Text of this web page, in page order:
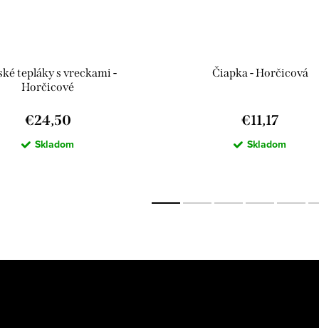
tepláky s vreckami -
Horčicové
€24,50
Skladom
Čiapka - Horčicová
€11,17
Skladom